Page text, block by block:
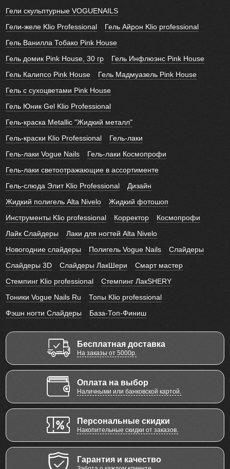
Гели скульптурные VOGUENAILS
Гели-желе Klio Professional
Гель Айрон Klio professional
Гель Ванилла Тобако Pink House
Гель домик Pink House, 30 гр
Гель Инфлюэнс Pink House
Гель Калипсо Pink House
Гель Мадмуазель Pink House
Гель с сухоцветами Pink House
Гель Юник Gel Klio Professional
Гель-краска Metallic "Жидкий металл"
Гель-краски Klio Professional
Гель-лаки
Гель-лаки Vogue Nails
Гель-лаки Космопрофи
Гель-лаки светоотражающие в ассортименте
Гель-слюда Элит Klio Professional
Дизайн
Жидкий полигель Alta Nivelo
Жидкий фотошоп
Инструменты Klio professional
Корректор
Космопрофи
Лайк Слайдеры
Лаки для ногтей Alta Nivelo
Новогодние слайдеры
Полигель Vogue Nails
Слайдеры
Слайдеры 3D
Слайдеры ЛакШери
Смарт мастер
Стемпинг Klio professional
Стемпинг ЛакSHERY
Тоники Vogue Nails Ru
Топы Klio professional
Фэшн ногти Слайдеры
База-Топ-Финиш
Бесплатная доставка
На заказы от 5000р.
Оплата на выбор
Наличными или банковской картой.
Персональные скидки
Накопительные скидки от заказов.
Гарантия и качество